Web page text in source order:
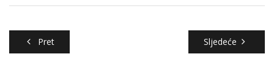
Pret Sljedeće